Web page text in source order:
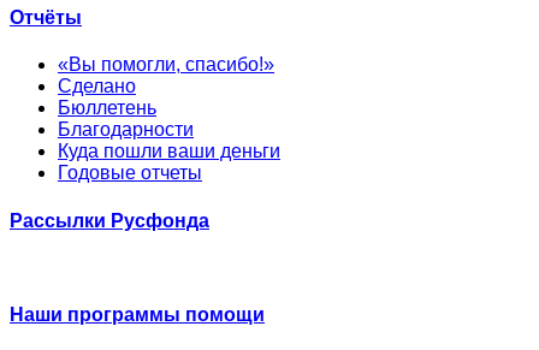
Отчёты
«Вы помогли, спасибо!»
Сделано
Бюллетень
Благодарности
Куда пошли ваши деньги
Годовые отчеты
Рассылки Русфонда
Наши программы помощи